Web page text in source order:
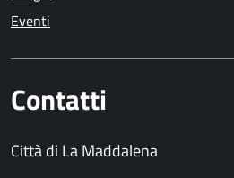
Eventi
Contatti
Città di La Maddalena